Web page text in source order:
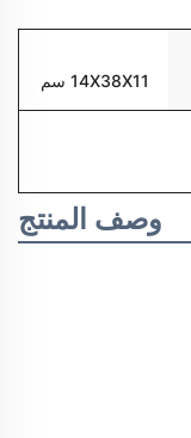
14X38X11 سم
وصف المنتج